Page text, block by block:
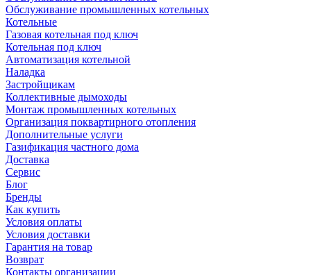
Обслуживание промышленных котельных
Котельные
Газовая котельная под ключ
Котельная под ключ
Автоматизация котельной
Наладка
Застройщикам
Коллективные дымоходы
Монтаж промышленных котельных
Организация поквартирного отопления
Дополнительные услуги
Газификация частного дома
Доставка
Сервис
Блог
Бренды
Как купить
Условия оплаты
Условия доставки
Гарантия на товар
Возврат
Контакты организации